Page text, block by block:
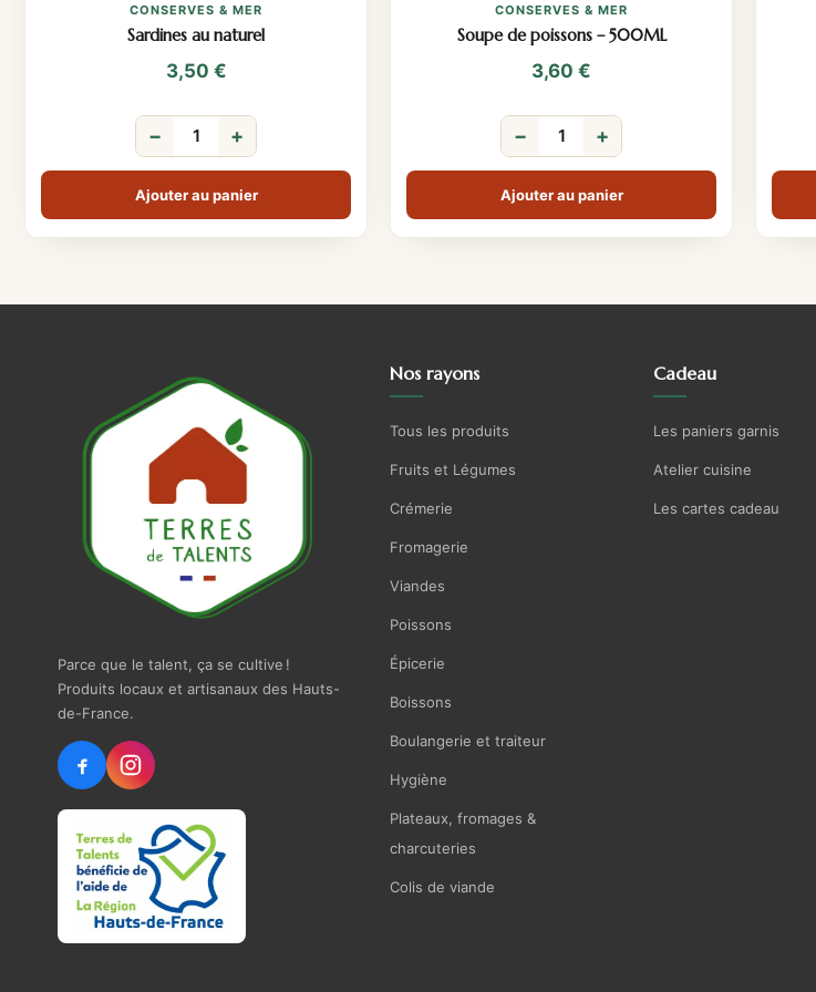
CONSERVES & MER
Sardines au naturel
3,50 €
− +
Ajouter au panier
CONSERVES & MER
Soupe de poissons – 500ML
3,60 €
− +
Ajouter au panier
Parce que le talent, ça se cultive !
Produits locaux et artisanaux des Hauts-
de-France.
Nos rayons
Tous les produits
Fruits et Légumes
Crémerie
Fromagerie
Viandes
Poissons
Épicerie
Boissons
Boulangerie et traiteur
Hygiène
Plateaux, fromages &
charcuteries
Colis de viande
Cadeau
Les paniers garnis
Atelier cuisine
Les cartes cadeau